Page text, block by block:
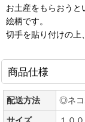
お土産をもらおうと
絵柄です。
切手を貼り付けの上
商品仕様
配送方法
◎ネコ
サイズ
１０